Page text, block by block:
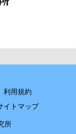
利用規約
イトマップ
所